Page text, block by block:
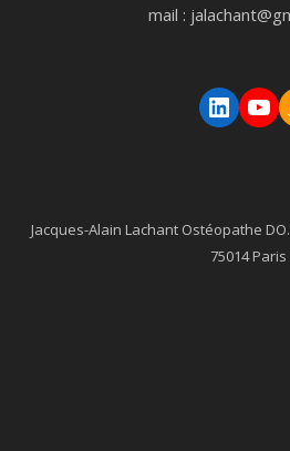
mail :
Jacques-Alain Lachant Ostéopathe
75014 Paris